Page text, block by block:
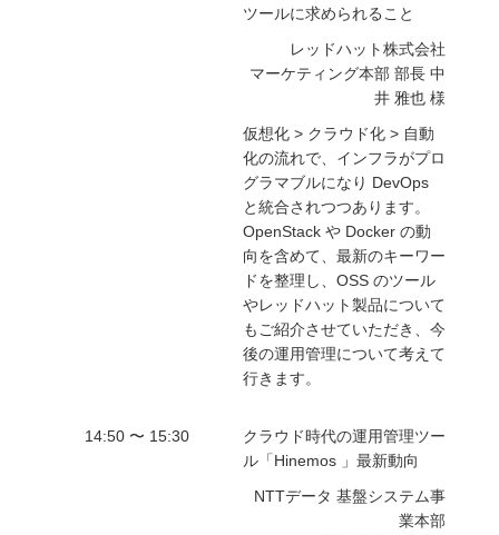
ツールに求められること
レッドハット株式会社
マーケティング本部 部長 中
井 雅也 様
仮想化 > クラウド化 > 自動
化の流れで、インフラがプロ
グラマブルになり DevOps
と統合されつつあります。
OpenStack や Docker の動
向を含めて、最新のキーワー
ドを整理し、OSS のツール
やレッドハット製品について
もご紹介させていただき、今
後の運用管理について考えて
行きます。
14:50 〜 15:30
クラウド時代の運用管理ツー
ル「Hinemos 」最新動向
NTTデータ 基盤システム事
業本部